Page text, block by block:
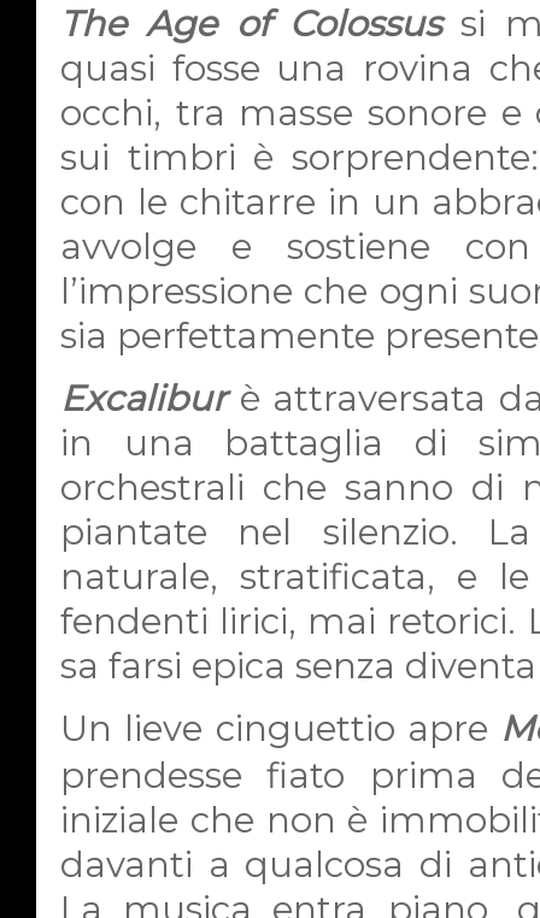
The Age of Colossussi
quasi fosse una rovina
occhi, tra masse sonore
sui timbri è
con le chitarre in un
avvolge e sostiene
l’impressione che ogni
sia perfettamente
Excaliburè attraversata
in una battaglia di
orchestrali che sanno di
piantate nel silenzio.
naturale, stratificata, e le
fendenti lirici, mai retorici.
sa farsi epica senza
Un lieve cinguettio apre
prendesse fiato prima
iniziale che non è
davanti a qualcosa di
La musica entra piano,